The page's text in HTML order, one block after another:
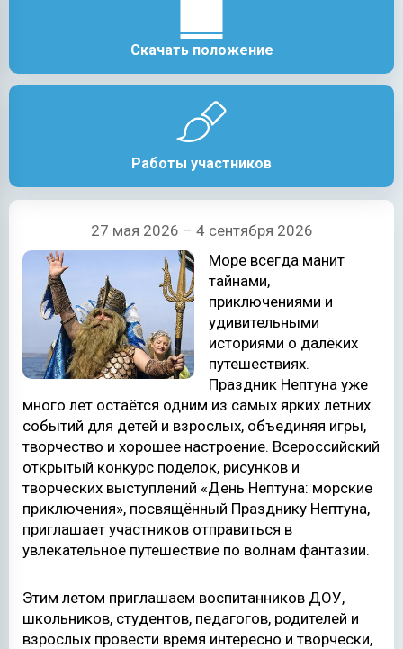
Скачать положение
Работы участников
27 мая 2026 – 4 сентября 2026
Море всегда манит
тайнами,
приключениями и
удивительными
историями о далёких
путешествиях.
Праздник Нептуна уже
много лет остаётся одним из самых ярких летних
событий для детей и взрослых, объединяя игры,
творчество и хорошее настроение. Всероссийский
открытый конкурс поделок, рисунков и
творческих выступлений «День Нептуна: морские
приключения», посвящённый Празднику Нептуна,
приглашает участников отправиться в
увлекательное путешествие по волнам фантазии.
Этим летом приглашаем воспитанников ДОУ,
школьников, студентов, педагогов, родителей и
взрослых провести время интересно и творчески,